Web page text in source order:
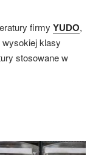
firmy YUDO,
wysokiej klasy
stosowane w